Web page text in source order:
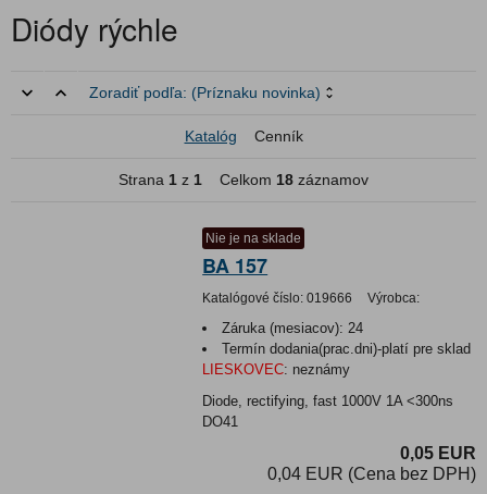
Diódy rýchle
Zoradiť podľa: (Príznaku novinka)
Katalóg Cenník
Strana 1 z 1 Celkom 18 záznamov
Nie je na sklade
BA 157
Katalógové číslo: 019666 Výrobca:
Záruka (mesiacov): 24
Termín dodania(prac.dni)-platí pre sklad
LIESKOVEC: neznámy
Diode, rectifying, fast 1000V 1A <300ns
DO41
0,05 EUR
0,04 EUR (Cena bez DPH)